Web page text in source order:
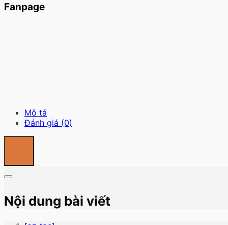
Fanpage
Mô tả
Đánh giá (0)
Nội dung bài viết